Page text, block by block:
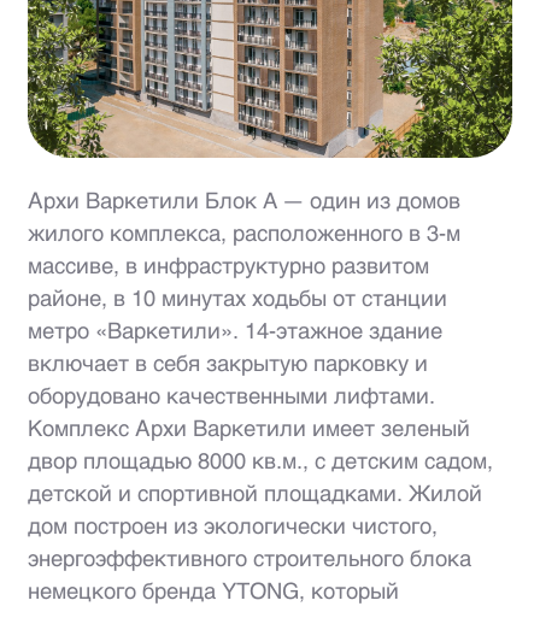
Архи Варкетили Блок A — один из домов
жилого комплекса, расположенного в 3-м
массиве, в инфраструктурно развитом
районе, в 10 минутах ходьбы от станции
метро «Варкетили». 14-этажное здание
включает в себя закрытую парковку и
оборудовано качественными лифтами.
Комплекс Архи Варкетили имеет зеленый
двор площадью 8000 кв.м., с детским садом,
детской и спортивной площадками. Жилой
дом построен из экологически чистого,
энергоэффективного строительного блока
немецкого бренда YTONG, который